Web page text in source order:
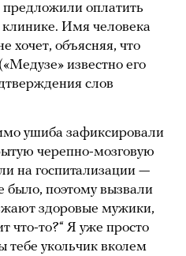
оплатить
клинике. Имя человека
хочет, объясняя, что
известно его
слов
ушиба зафиксировали
черепно-мозговую
на госпитализации —
было, поэтому вызвали
здоровые мужики,
что-то?“ Я уже просто
укольчик вколем